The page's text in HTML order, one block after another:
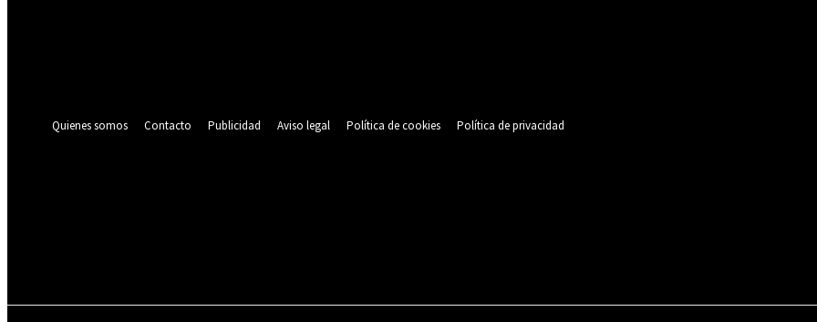
Quienes somos
Contacto Publicidad Aviso legal Política de cookies Política de privacidad